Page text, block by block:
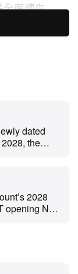
全面轉向
。
亦是忍者
Ninja
Paramount
宙，還是最
dated
the
2028
opening Nov.